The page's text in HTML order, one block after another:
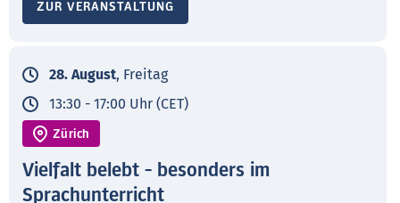
ZUR VERANSTALTUNG
28. August, Freitag
13:30 - 17:00 Uhr (CET)
Zürich
Vielfalt belebt - besonders im
Sprachunterricht